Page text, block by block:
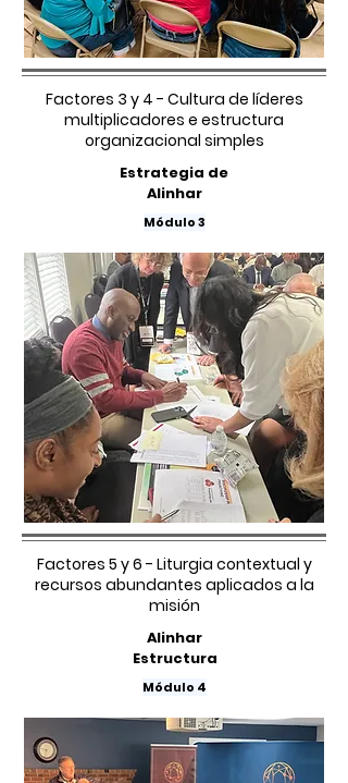
Factores 3 y 4 - Cultura de líderes
multiplicadores e estructura
organizacional simples
Estrategia de
Alinhar
Módulo 3
Factores 5 y 6 - Liturgia contextual y
recursos abundantes aplicados a la
misión
Alinhar
Estructura
Módulo 4